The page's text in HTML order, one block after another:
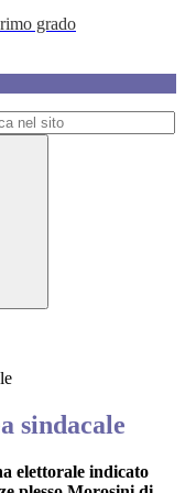
grado
sindacale
elettorale indicato